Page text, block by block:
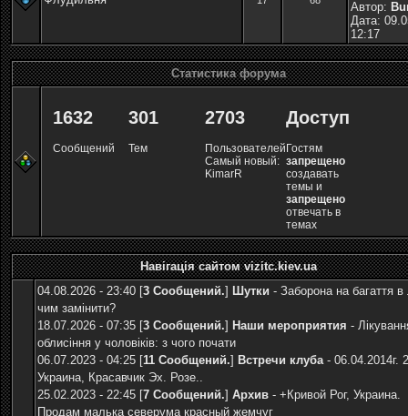
Автор:
Дата:
12:17
Статистика форума
1632
Сообщений
301
Тем
2703
Пользователей
Самый новый:
KimarR
Доступ
Гостям
запрещено
создавать
темы и
запрещено
отвечать в
темах
Навігація сайтом vizitc.kiev.ua
04.08.2026 - 23:40 [3 Сообщений.] Шутки - Заборона на багаття в
чим замінити?
18.07.2026 - 07:35 [3 Сообщений.] Наши мероприятия -
облисіння у чоловіків: з чого почати
06.07.2023 - 04:25 [11 Сообщений.] Встречи клуба- 06.04.2014г.
Украина, Красавчик Эх. Розе..
25.02.2023 - 22:45 [7 Сообщений.] Архив - +Кривой Рог, Украина.
Продам малька северума красный жемчуг